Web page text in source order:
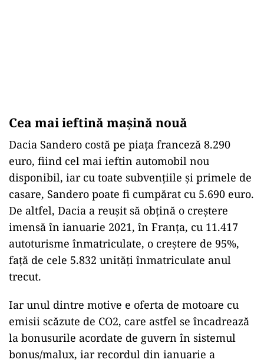
Cea mai ieftină mașină nouă
Dacia Sandero costă pe piața franceză 8.290
euro, fiind cel mai ieftin automobil nou
disponibil, iar cu toate subvențiile și primele de
casare, Sandero poate fi cumpărat cu 5.690 euro.
De altfel, Dacia a reușit să obțină o creștere
imensă în ianuarie 2021, în Franța, cu 11.417
autoturisme înmatriculate, o creștere de 95%,
față de cele 5.832 unități înmatriculate anul
trecut.
Iar unul dintre motive e oferta de motoare cu
emisii scăzute de CO2, care astfel se încadrează
la bonusurile acordate de guvern în sistemul
bonus/malux, iar recordul din ianuarie a